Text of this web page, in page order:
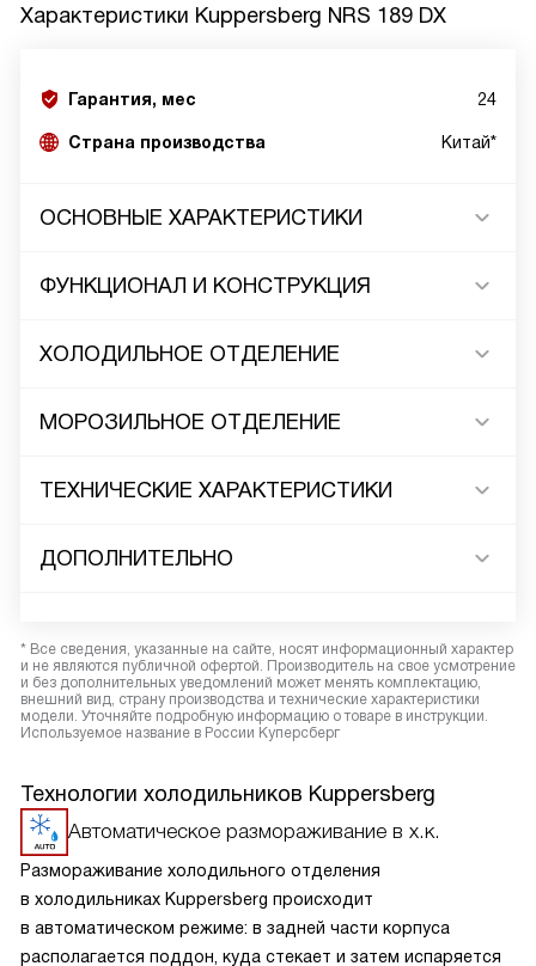
Характеристики Kuppersberg NRS 189 DX
Гарантия, мес 24
Страна производства Китай*
ОСНОВНЫЕ ХАРАКТЕРИСТИКИ
ФУНКЦИОНАЛ И КОНСТРУКЦИЯ
ХОЛОДИЛЬНОЕ ОТДЕЛЕНИЕ
МОРОЗИЛЬНОЕ ОТДЕЛЕНИЕ
ТЕХНИЧЕСКИЕ ХАРАКТЕРИСТИКИ
ДОПОЛНИТЕЛЬНО
* Все сведения, указанные на сайте, носят информационный характер
и не являются публичной офертой. Производитель на свое усмотрение
и без дополнительных уведомлений может менять комплектацию,
внешний вид, страну производства и технические характеристики
модели. Уточняйте подробную информацию о товаре в инструкции.
Используемое название в России Куперсберг
Технологии холодильников Kuppersberg
Автоматическое размораживание в х.к.
Размораживание холодильного отделения
в холодильниках Kuppersberg происходит
в автоматическом режиме: в задней части корпуса
располагается поддон, куда стекает и затем испаряется